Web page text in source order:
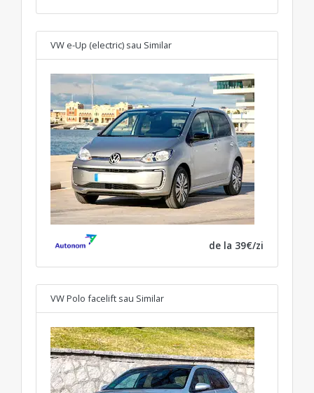
VW e-Up (electric) sau Similar
de la 39€/zi
VW Polo facelift sau Similar